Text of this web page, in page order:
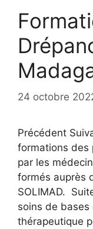
24 octobre
Précédent
formations des
par les
formés auprès
SOLIMAD.
soins de
thérapeutique